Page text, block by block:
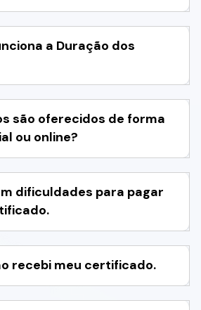
a Duração dos
são oferecidos de forma
ou online?
dificuldades para pagar
recebi meu certificado.